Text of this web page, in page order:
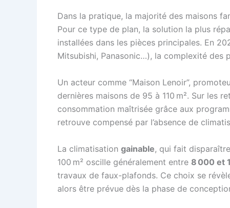
Dans la pratique, la majorité des maisons
Pour ce type de plan, la solution la plus
installées dans les pièces principales. En
Mitsubishi, Panasonic…), la complexité des
Un acteur comme “Maison Lenoir”,
dernières maisons de 95 à 110 m². Sur les
consommation maîtrisée grâce aux
retrouve compensé par l’absence de
La climatisation gainable, qui fait
100 m² oscille généralement entre 8 000 et
travaux de faux-plafonds. Ce choix se
alors être prévue dès la phase de